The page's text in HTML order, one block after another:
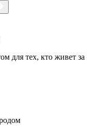
для тех, кто живет за